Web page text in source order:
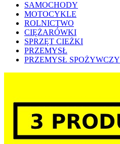
SAMOCHODY
MOTOCYKLE
ROLNICTWO
CIĘŻARÓWKI
SPRZĘT CIEŻKI
PRZEMYSŁ
PRZEMYSŁ SPOŻYWCZY